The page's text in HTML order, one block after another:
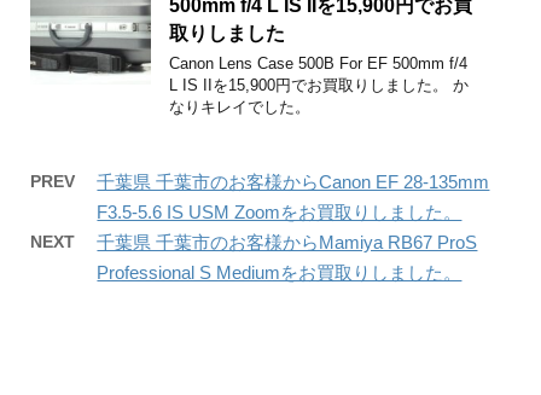
500mm f/4 L IS IIを15,900円でお買
取りしました
Canon Lens Case 500B For EF 500mm f/4
L IS IIを15,900円でお買取りしました。 か
なりキレイでした。
PREV
千葉県 千葉市のお客様からCanon EF 28-135mm
F3.5-5.6 IS USM Zoomをお買取りしました。
NEXT
千葉県 千葉市のお客様からMamiya RB67 ProS
Professional S Mediumをお買取りしました。